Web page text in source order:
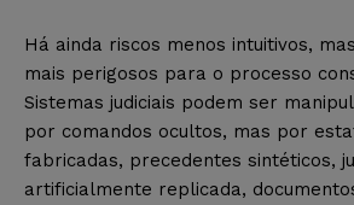
Há ainda riscos menos intuitivos,
mais perigosos para o processo
Sistemas judiciais podem ser
por comandos ocultos, mas por
fabricadas, precedentes sintéticos,
artificialmente replicada,